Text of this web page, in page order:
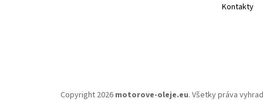
Kontakty
Copyright 2026 motorove-oleje.eu. Všetky práva